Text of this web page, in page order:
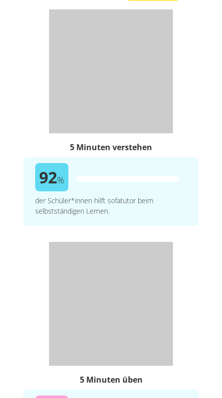
5 Minuten verstehen
92%
der Schüler*innen hilft sofatutor beim
selbstständigen Lernen.
5 Minuten üben